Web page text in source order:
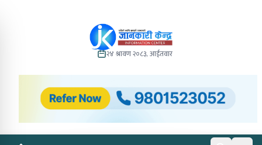
२४ श्रावण २०८३, आईतवार